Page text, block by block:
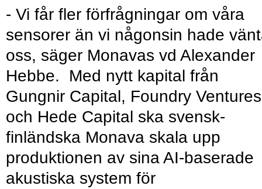
- Vi får fler förfrågningar om våra
sensorer än vi någonsin hade
oss, säger Monavas vd Alexander
Hebbe. Med nytt kapital från
Gungnir Capital, Foundry Ventures
och Hede Capital ska svensk-
finländska Monava skala upp
produktionen av sina AI-baserade
akustiska system för